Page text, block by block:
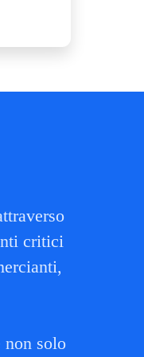
critici
non solo